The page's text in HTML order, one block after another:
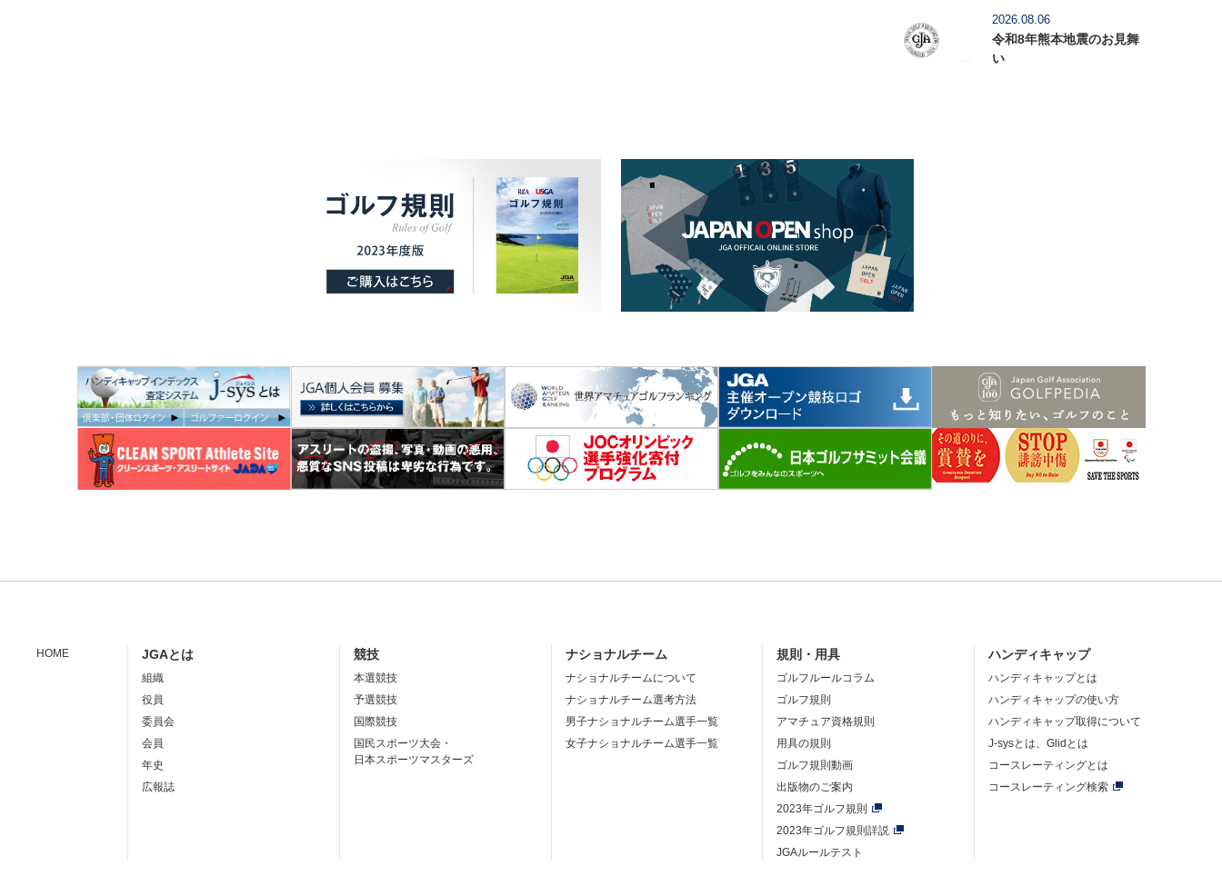
2026.08.06
令和8年熊本地震のお見舞
い
HOME JGAとは
組織
役員
委員会
会員
年史
広報誌
競技
本選競技
予選競技
国際競技
国民スポーツ大会・
日本スポーツマスターズ
ナショナルチーム
ナショナルチームについて
ナショナルチーム選考方法
男子ナショナルチーム選手一覧
女子ナショナルチーム選手一覧
規則・用具
ゴルフルールコラム
ゴルフ規則
アマチュア資格規則
用具の規則
ゴルフ規則動画
出版物のご案内
2023年ゴルフ規則
2023年ゴルフ規則詳説
JGAルールテスト
ハンディキャップ
ハンディキャップとは
ハンディキャップの使い方
ハンディキャップ取得について
J-sysとは、Glidとは
コースレーティングとは
コースレーティング検索